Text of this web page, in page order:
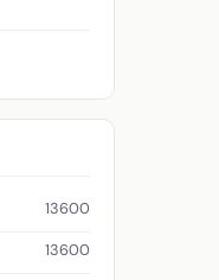
13600
13600